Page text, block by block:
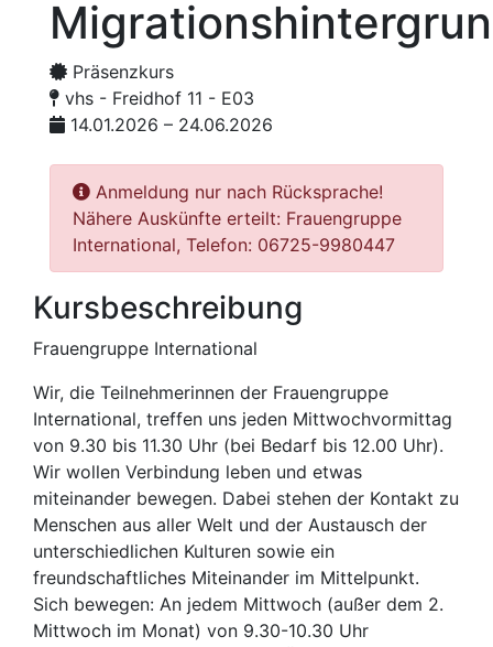
Präsenzkurs
vhs - Freidhof 11 - E03
14.01.2026 – 24.06.2026
Anmeldung nur nach Rücksprache!
Nähere Auskünfte erteilt: Frauengruppe
International, Telefon: 06725-9980447
Kursbeschreibung
Frauengruppe International
Wir, die Teilnehmerinnen der Frauengruppe
International, treffen uns jeden Mittwoch­vormittag
von 9.30 bis 11.30 Uhr (bei Bedarf bis 12.00 Uhr).
Wir wollen Verbindung leben und etwas
miteinander bewegen. Dabei ste­hen der Kontakt zu
Menschen aus aller Welt und der Austausch der
unterschiedlichen Kul­turen sowie ein
freundschaftliches Miteinan­der im Mittelpunkt.
Sich bewegen: An jedem Mittwoch (außer dem 2.
Mittwoch im Monat) von 9.30-10.30 Uhr